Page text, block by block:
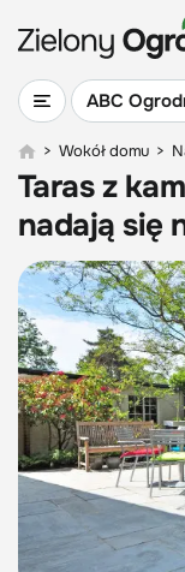
ABC
> Wokół domu >
Taras z
nadają się